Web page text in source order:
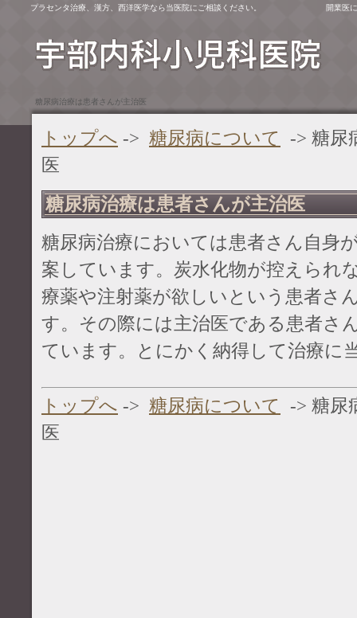
糖尿病治療は患者さんが主治医
開業医
プラセンタ治療、漢方、西洋医学なら当医院にご相談ください。
トップへ -> 糖尿病について
-> 糖尿
医
糖尿病治療は患者さんが主治医
糖尿病治療においては患者さん自身
案しています。炭水化物が控えられ
療薬や注射薬が欲しいという患者さ
す。その際には主治医である患者さ
ています。とにかく納得して治療に
トップへ -> 糖尿病について
-> 糖尿
医